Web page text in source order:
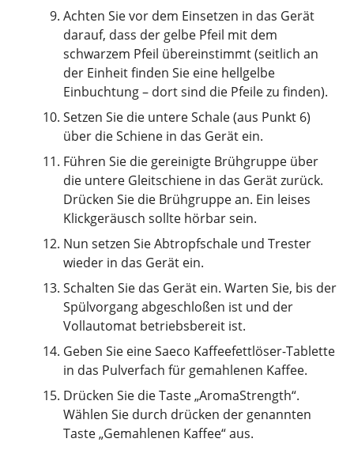
Achten Sie vor dem Einsetzen in das Gerät
darauf, dass der gelbe Pfeil mit dem
schwarzem Pfeil übereinstimmt (seitlich an
der Einheit finden Sie eine hellgelbe
Einbuchtung – dort sind die Pfeile zu finden).
Setzen Sie die untere Schale (aus Punkt 6)
über die Schiene in das Gerät ein.
Führen Sie die gereinigte Brühgruppe über
die untere Gleitschiene in das Gerät zurück.
Drücken Sie die Brühgruppe an. Ein leises
Klickgeräusch sollte hörbar sein.
Nun setzen Sie Abtropfschale und Trester
wieder in das Gerät ein.
Schalten Sie das Gerät ein. Warten Sie, bis der
Spülvorgang abgeschloßen ist und der
Vollautomat betriebsbereit ist.
Geben Sie eine Saeco Kaffeefettlöser-Tablette
in das Pulverfach für gemahlenen Kaffee.
Drücken Sie die Taste „AromaStrength“.
Wählen Sie durch drücken der genannten
Taste „Gemahlenen Kaffee“ aus.